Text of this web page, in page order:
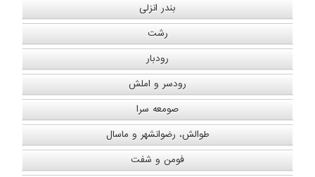
بندر انزلی
رشت
رودبار
رودسر و املش
صومعه سرا
طوالش، رضوانشهر و ماسال
فومن و شفت